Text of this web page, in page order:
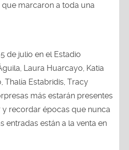
marcaron a toda una
de julio en el Estadio
Laura Huarcayo, Katia
Thalía Estabridis, Tracy
más estarán presentes
y recordar épocas que nunca
entradas están a la venta en